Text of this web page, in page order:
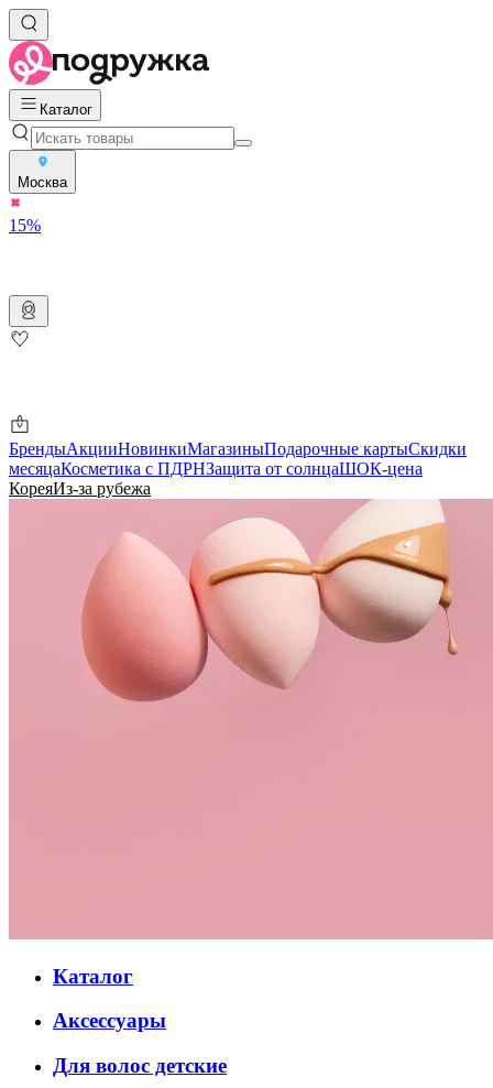
Каталог
Москва
15%
БрендыАкцииНовинкиМагазиныПодарочные картыСкидки
месяцаКосметика с ПДРНЗащита от солнцаШОК-цена
КореяИз-за рубежа
Каталог
Аксессуары
Для волос детские